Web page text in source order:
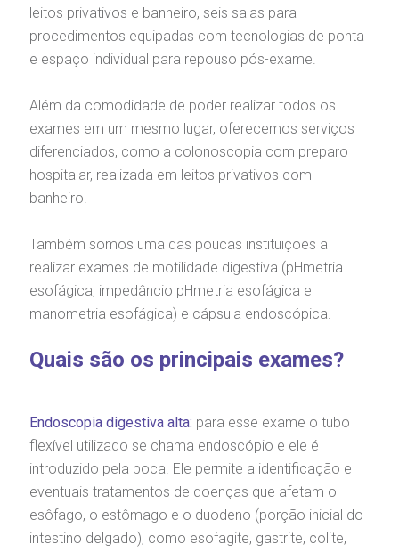
de Exames
(11)3505-1000
ouvidoria@bp.org.br
Fale Conosco
Endereço:
Rua Maestro Cardim, 769
CEP: 01323-001 | Bela Vista
BP Mirante
Saiba mais
Endereço:
São Paulo - SP
Clínica Medicina da Mulher
social da BP
corporativa
social
a BP
Conosco
de Benchmarking
Teleinterconsulta
de Visita
socorro
de cópia de prontuário médico
de orçamento particular
atendimento
Cirurgia
frequentes
de Excelência em Ortopedia
leitos privativos e banheiro, seis salas para
procedimentos equipadas com tecnologias de ponta
e espaço individual para repouso pós-exame.
Além da comodidade de poder realizar todos os
exames em um mesmo lugar, oferecemos serviços
diferenciados, como a colonoscopia com preparo
hospitalar, realizada em leitos privativos com
banheiro.
Também somos uma das poucas instituições a
realizar exames de motilidade digestiva (pHmetria
esofágica, impedâncio pHmetria esofágica e
manometria esofágica) e cápsula endoscópica.
Quais são os principais exames?
Endoscopia digestiva alta: para esse exame o tubo
flexível utilizado se chama endoscópio e ele é
introduzido pela boca. Ele permite a identificação e
eventuais tratamentos de doenças que afetam o
esôfago, o estômago e o duodeno (porção inicial do
intestino delgado), como esofagite, gastrite, colite,